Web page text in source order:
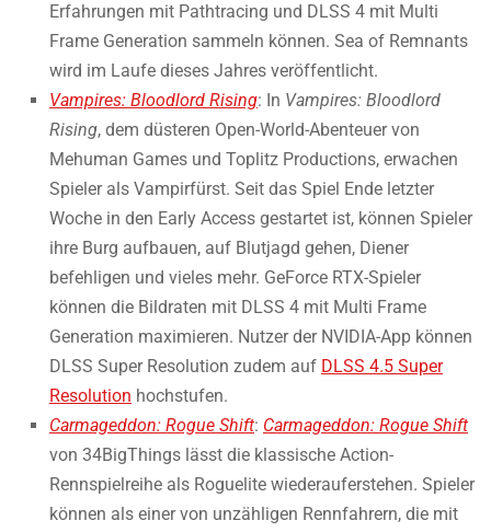
Erfahrungen mit Pathtracing und DLSS 4 mit Multi
Frame Generation sammeln können. Sea of Remnants
wird im Laufe dieses Jahres veröffentlicht.
Vampires: Bloodlord Rising: In Vampires: Bloodlord
Rising, dem düsteren Open-World-Abenteuer von
Mehuman Games und Toplitz Productions, erwachen
Spieler als Vampirfürst. Seit das Spiel Ende letzter
Woche in den Early Access gestartet ist, können Spieler
ihre Burg aufbauen, auf Blutjagd gehen, Diener
befehligen und vieles mehr. GeForce RTX-Spieler
können die Bildraten mit DLSS 4 mit Multi Frame
Generation maximieren. Nutzer der NVIDIA-App können
DLSS Super Resolution zudem auf DLSS 4.5 Super
Resolution hochstufen.
Carmageddon: Rogue Shift: Carmageddon: Rogue Shift
von 34BigThings lässt die klassische Action-
Rennspielreihe als Roguelite wiederauferstehen. Spieler
können als einer von unzähligen Rennfahrern, die mit